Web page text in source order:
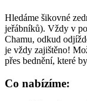
Hledáme šikovné
jeřábníků). Vždy v
Chamu, odkud
je vždy zajištěno!
přes bednění, které
Co nabízíme: